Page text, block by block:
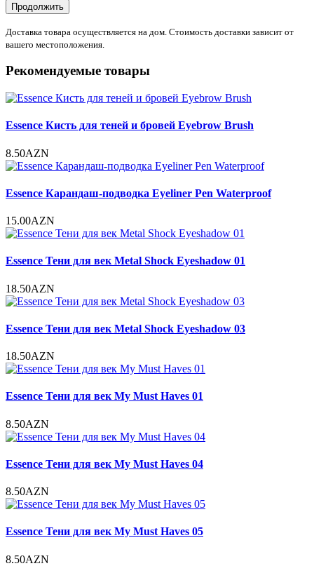
Продолжить
Доставка товара осуществляется на дом. Стоимость доставки зависит от
вашего местоположения.
Рекомендуемые товары
Essence Кисть для теней и бровей Eyebrow Brush
8.50AZN
Essence Карандаш-подводка Eyeliner Pen Waterproof
15.00AZN
Essence Тени для век Metal Shock Eyeshadow 01
18.50AZN
Essence Тени для век Metal Shock Eyeshadow 03
18.50AZN
Essence Тени для век My Must Haves 01
8.50AZN
Essence Тени для век My Must Haves 04
8.50AZN
Essence Тени для век My Must Haves 05
8.50AZN